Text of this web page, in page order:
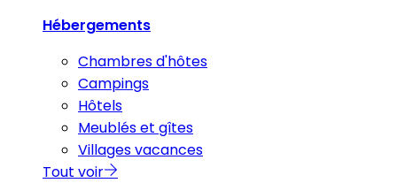
Hébergements
Chambres d'hôtes
Campings
Hôtels
Meublés et gîtes
Villages vacances
Tout voir